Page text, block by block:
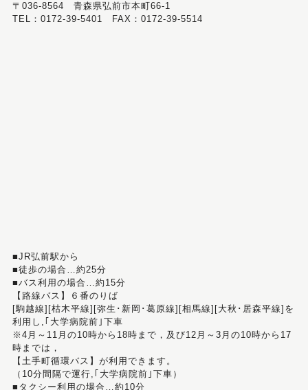
〒036-8564 青森県弘前市本町66-1
TEL：0172-39-5401 FAX：0172-39-5514
■JR弘前駅から
■徒歩の場合…約25分
■バス利用の場合…約15分
【路線バス】６番のりば
[駒越線][枯木平線][弥生･新岡･葛原線][相馬線][大秋･居森平線]を
利用し,｢大学病院前｣下車
※4月～11月の10時から18時まで，及び12月～3月の10時から17
時までは，
【土手町循環バス】が利用できます。
（10分間隔で運行,｢大学病院前｣下車）
■タクシー利用の場合…約10分